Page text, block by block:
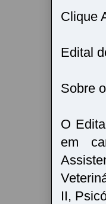
Clique
Edital
Sobre
O
em
II,